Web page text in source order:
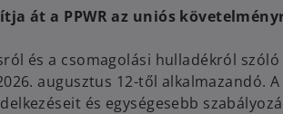
át a PPWR az uniós
és a csomagolási hulladékról
augusztus 12-től alkalmazandó.
és egységesebb